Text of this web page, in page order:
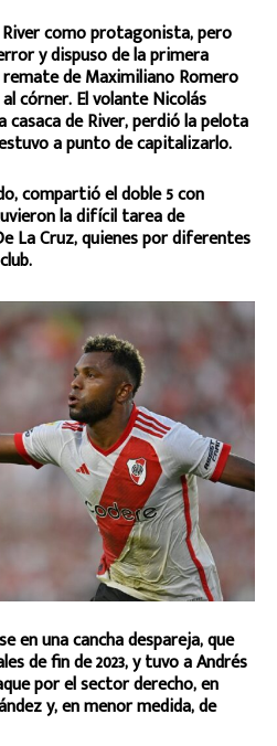
como protagonista, pero
y dispuso de la primera
de Maximiliano Romero
córner. El volante Nicolás
casaca de River, perdió la pelota
a punto de capitalizarlo.
compartió el doble 5 con
la difícil tarea de
La Cruz, quienes por diferentes
en una cancha despareja, que
de fin de 2023, y tuvo a Andrés
por el sector derecho, en
y, en menor medida, de